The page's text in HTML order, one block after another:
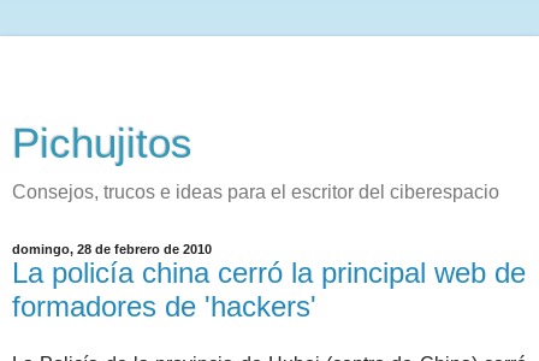
Pichujitos
Consejos, trucos e ideas para el escritor del ciberespacio
domingo, 28 de febrero de 2010
La policía china cerró la principal web de
formadores de 'hackers'